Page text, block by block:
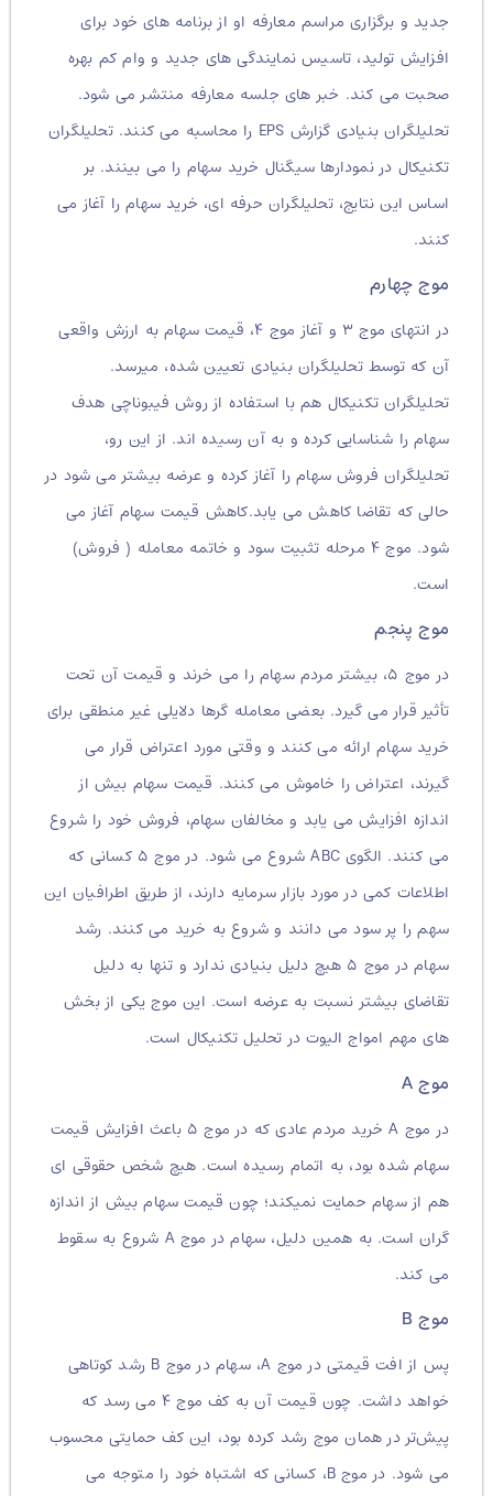
جدید و برگزاری مراسم معارفه او از برنامه های خود برای
افزایش تولید، تاسیس نمایندگی های جدید و وام کم بهره
صحبت می کند. خبر های جلسه معارفه منتشر می شود.
تحلیلگران بنیادی گزارش EPS را محاسبه می کنند. تحلیلگران
تکنیکال در نمودارها سیگنال خرید سهام را می بینند. بر
اساس این نتایج، تحلیلگران حرفه ای، خرید سهام را آغاز می
کنند.
موج چهارم
در انتهای موج ۳ و آغاز موج ۴، قیمت سهام به ارزش واقعی
آن که توسط تحلیلگران بنیادی تعیین شده، میرسد.
تحلیلگران تکنیکال هم با استفاده از روش فیبوناچی هدف
سهام را شناسایی کرده و به آن رسیده اند. از این رو،
تحلیلگران فروش سهام را آغاز کرده و عرضه بیشتر می شود در
حالی که تقاضا کاهش می یابد.کاهش قیمت سهام آغاز می
شود. موج ۴ مرحله تثبیت سود و خاتمه معامله ( فروش)
است.
موج پنجم
در موج ۵، بیشتر مردم سهام را می خرند و قیمت آن تحت
تأثیر قرار می گیرد. بعضی معامله گرها دلایلی غیر منطقی برای
خرید سهام ارائه می کنند و وقتی مورد اعتراض قرار می
گیرند، اعتراض را خاموش می کنند. قیمت سهام بیش از
اندازه افزایش می یابد و مخالفان سهام، فروش خود را شروع
می کنند. الگوی ABC شروع می شود. در موج ۵ کسانی که
اطلاعات کمی در مورد بازار سرمایه دارند، از طریق اطرافیان این
سهم را پر سود می دانند و شروع به خرید می کنند. رشد
سهام در موج ۵ هیچ دلیل بنیادی ندارد و تنها به دلیل
تقاضای بیشتر نسبت به عرضه است. این موج یکی از بخش
های مهم امواج الیوت در تحلیل تکنیکال است.
موج A
در موج A خرید مردم عادی که در موج ۵ باعث افزایش قیمت
سهام شده بود، به اتمام رسیده است. هیچ شخص حقوقی ای
هم از سهام حمایت نمیکند؛ چون قیمت سهام بیش از اندازه
گران است. به همین دلیل، سهام در موج A شروع به سقوط
می کند.
موج B
پس از افت قیمتی در موج A، سهام در موج B رشد کوتاهی
خواهد داشت. چون قیمت آن به کف موج ۴ می رسد که
پیش‌تر در همان موج رشد کرده بود، این کف حمایتی محسوب
می شود. در موج B، کسانی که اشتباه خود را متوجه می